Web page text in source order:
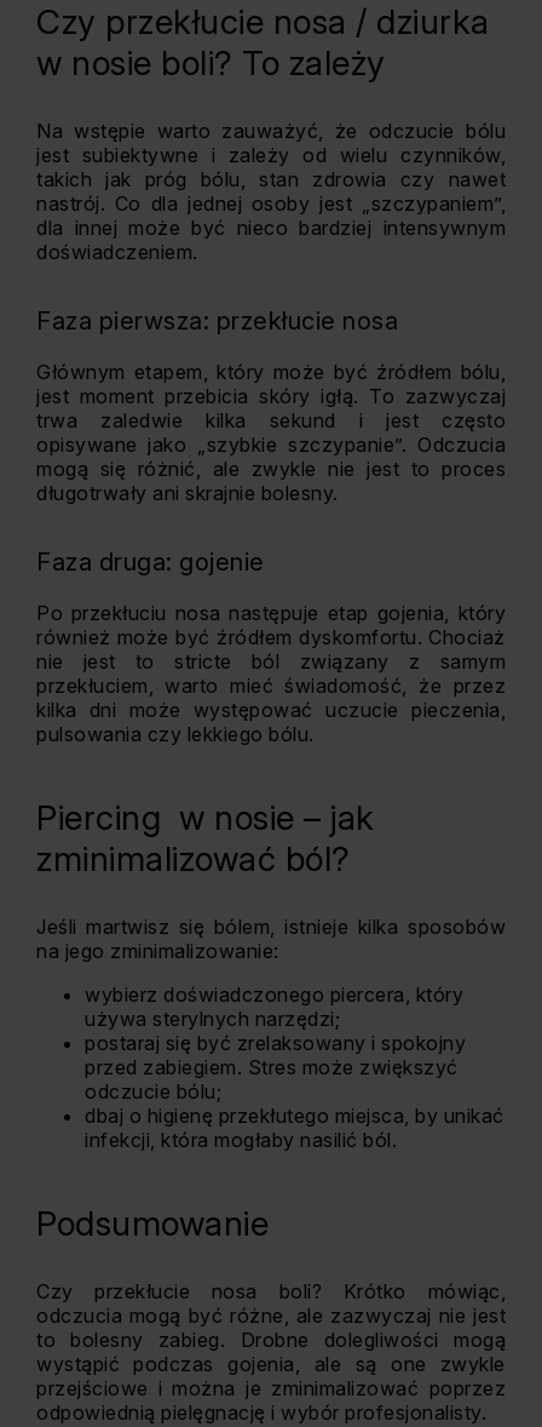
Czy przekłucie nosa / dziurka
w nosie boli? To zależy
Na wstępie warto zauważyć, że odczucie bólu
jest subiektywne i zależy od wielu czynników,
takich jak próg bólu, stan zdrowia czy nawet
nastrój. Co dla jednej osoby jest „szczypaniem”,
dla innej może być nieco bardziej intensywnym
doświadczeniem.
Faza pierwsza: przekłucie nosa
Głównym etapem, który może być źródłem bólu,
jest moment przebicia skóry igłą. To zazwyczaj
trwa zaledwie kilka sekund i jest często
opisywane jako „szybkie szczypanie”. Odczucia
mogą się różnić, ale zwykle nie jest to proces
długotrwały ani skrajnie bolesny.
Faza druga: gojenie
Po przekłuciu nosa następuje etap gojenia, który
również może być źródłem dyskomfortu. Chociaż
nie jest to stricte ból związany z samym
przekłuciem, warto mieć świadomość, że przez
kilka dni może występować uczucie pieczenia,
pulsowania czy lekkiego bólu.
Piercing w nosie – jak
zminimalizować ból?
Jeśli martwisz się bólem, istnieje kilka sposobów
na jego zminimalizowanie:
wybierz doświadczonego piercera, który
używa sterylnych narzędzi;
postaraj się być zrelaksowany i spokojny
przed zabiegiem. Stres może zwiększyć
odczucie bólu;
dbaj o higienę przekłutego miejsca, by unikać
infekcji, która mogłaby nasilić ból.
Podsumowanie
Czy przekłucie nosa boli? Krótko mówiąc,
odczucia mogą być różne, ale zazwyczaj nie jest
to bolesny zabieg. Drobne dolegliwości mogą
wystąpić podczas gojenia, ale są one zwykle
przejściowe i można je zminimalizować poprzez
odpowiednią pielęgnację i wybór profesjonalisty.